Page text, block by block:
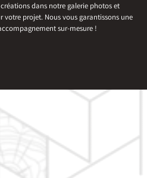
dans notre galerie photos et
projet. Nous vous garantissons une
sur-mesure !